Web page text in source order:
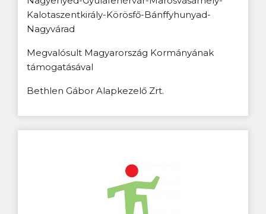
Kalotaszentkirály-Körösfő-Bánffyhunyad-
Nagyvárad
Megvalósult Magyarország Kormányának
támogatásával
Bethlen Gábor Alapkezelő Zrt.